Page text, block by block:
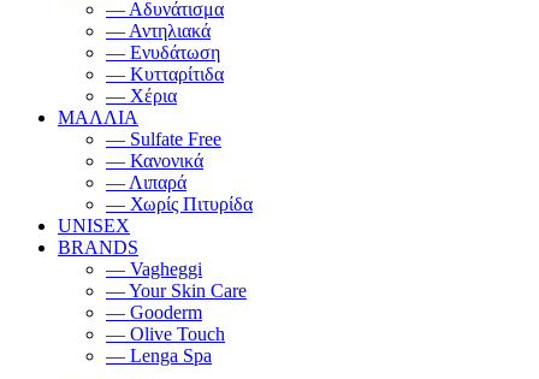
— Αδυνάτισμα
— Αντηλιακά
— Ενυδάτωση
— Κυτταρίτιδα
— Χέρια
ΜΑΛΛΙΑ
— Sulfate Free
— Κανονικά
— Λιπαρά
— Χωρίς Πιτυρίδα
UNISEX
BRANDS
— Vagheggi
— Your Skin Care
— Gooderm
— Olive Touch
— Lenga Spa